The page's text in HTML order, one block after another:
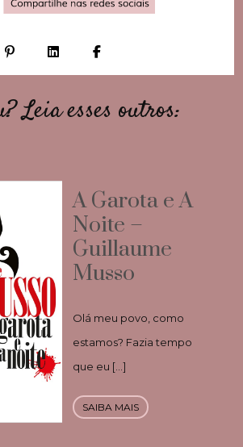
Leia esses outros:
A Garota e A
Noite –
Guillaume
Musso
Olá meu povo, como
estamos? Fazia tempo
que eu […]
SAIBA MAIS